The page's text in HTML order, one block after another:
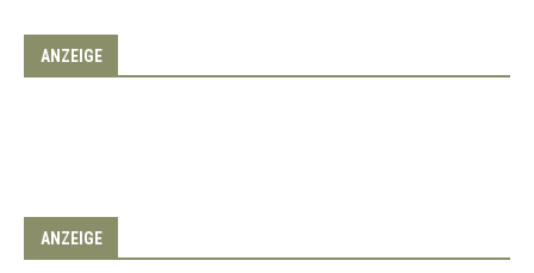
ANZEIGE
ANZEIGE